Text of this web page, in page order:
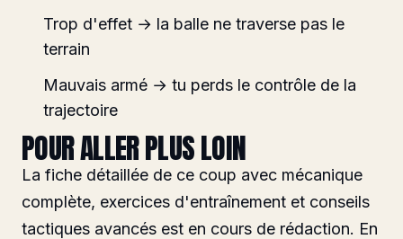
Trop d'effet → la balle ne traverse pas le
terrain
Mauvais armé → tu perds le contrôle de la
trajectoire
POUR ALLER PLUS LOIN
La fiche détaillée de ce coup avec mécanique
complète, exercices d'entraînement et conseils
tactiques avancés est en cours de rédaction. En